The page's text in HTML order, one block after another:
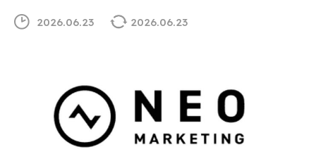
2026.06.23 2026.06.23